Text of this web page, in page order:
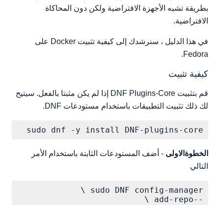
بطريقة تشبه الأجهزة الافتراضية ولكن دون المحاكاة
الافتراضية.
في هذا الدليل ، سنرشدك إلى كيفية تثبيت Docker على
Fedora.
كيفية تثبيت
قم بتثبيت DNF Plugins-Core إذا لم يكن مثبتا بالفعل. سيتيح
لك ذلك تثبيت التطبيقات باستخدام مستودعات DNF.
sudo dnf -y install DNF-plugins-core
الخطوةالاولى - أضف المستودعات الثابتة باستخدام الأمر
التالي